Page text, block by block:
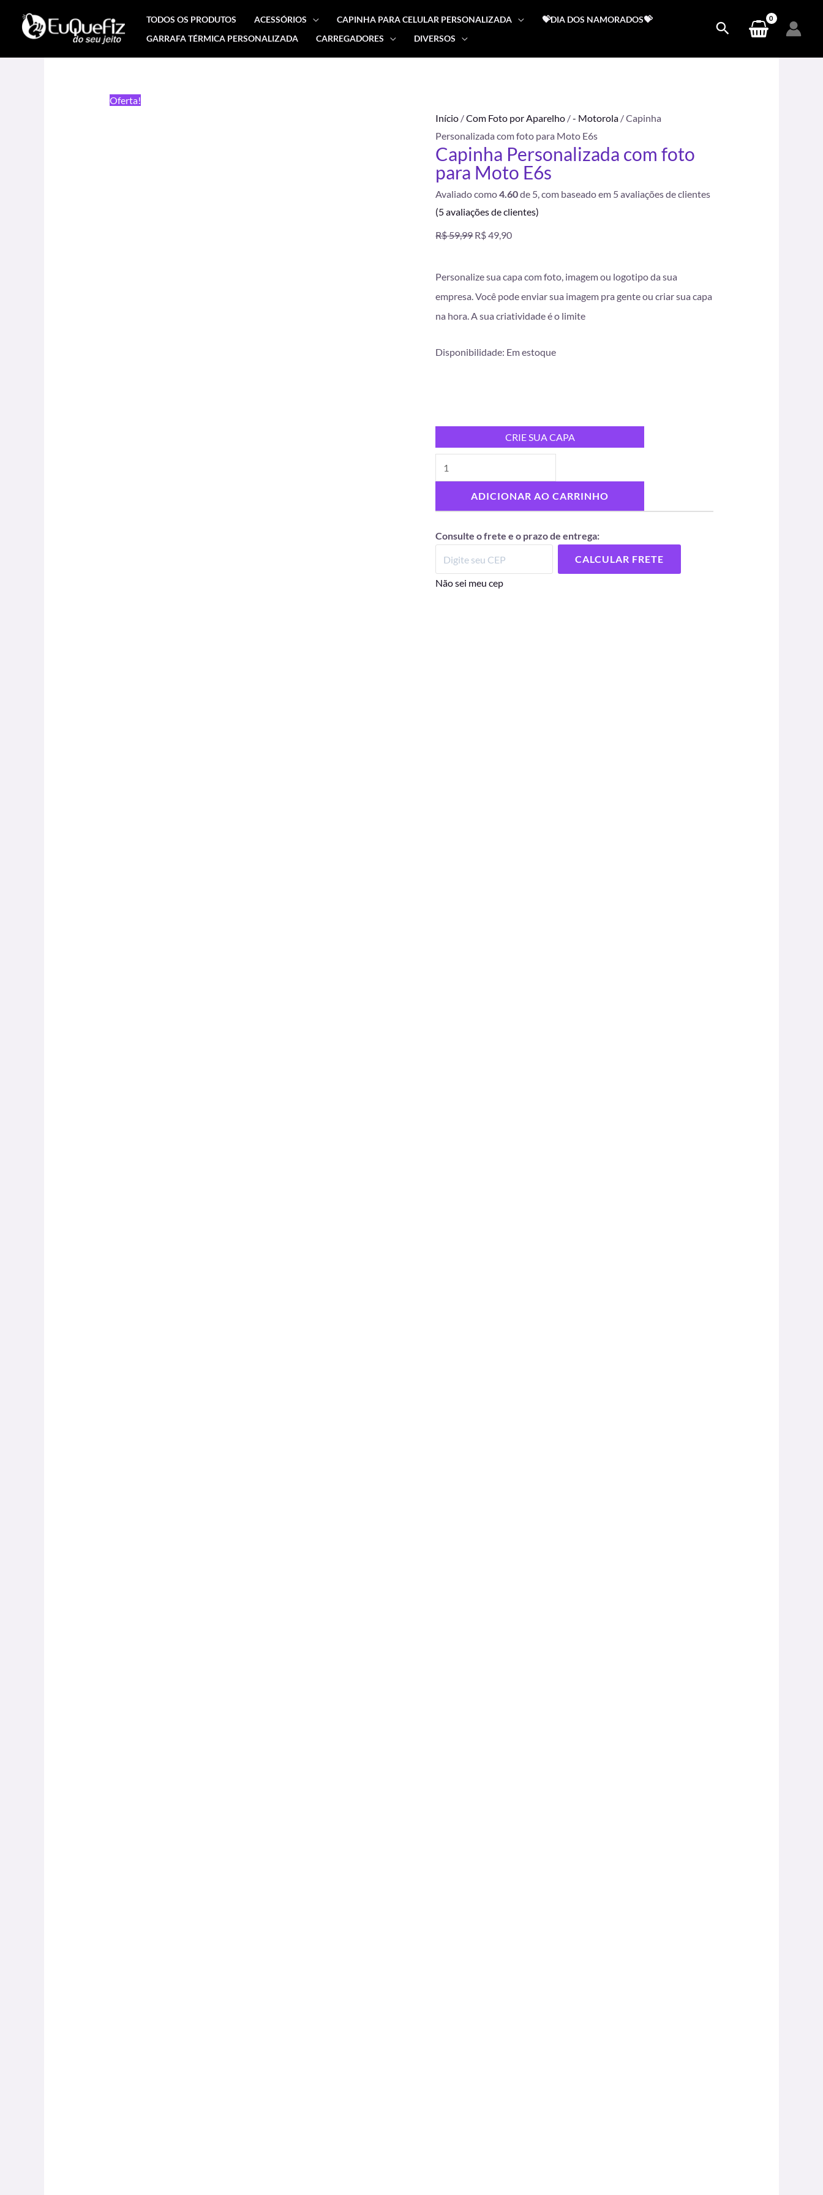
conteúdo
TODOS OS PRODUTOS ACESSÓRIOS CAPINHA PARA CELULAR PERSONALIZADA
💝DIA DOS NAMORADOS💝
GARRAFA TÉRMICA PERSONALIZADA
CARREGADORES DIVERSOS
Oferta!
Início /Com Foto por Aparelho /- Motorola / Capinha
Personalizada com foto para Moto E6s
Capinha Personalizada com foto
para Moto E6s
Avaliado como4.60de 5, com baseado em 5avaliações de clientes
(5avaliações de clientes)
R$59,99
era:
R$ 59,99.
R$49,90
é:
R$ 49,90.
Personalize sua capa com foto, imagem ou logotipo da sua
empresa. Você pode enviar sua imagem pra gente ou criar sua capa
na hora. A sua criatividade é o limite
Disponibilidade: Em estoque
CRIE SUA CAPA
para
Moto
E6s
quantidade
ADICIONAR AO CARRINHO
Consulte o frete e o prazo de entrega:
CALCULAR FRETE
Não sei meu cep